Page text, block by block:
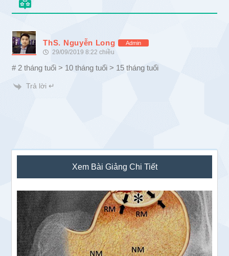
ThS. Nguyễn Long Admin
29/09/2019 8:22 chiều
# 2 tháng tuổi > 10 tháng tuổi > 15 tháng tuổi
Trả lời ↵
Sidebar
chính
Xem Bài Giảng Chi Tiết